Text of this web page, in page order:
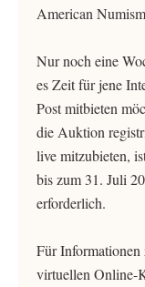
American
Nur noch eine
es Zeit für jene
Post mitbieten
die Auktion
live mitzubieten,
bis zum 31. Juli
erforderlich.
Für Informationen
virtuellen Online-